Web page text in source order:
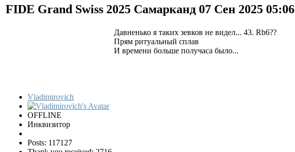
FIDE Grand Swiss 2025 Самарканд 07 Сен 2025 05:06
Vladimirovich
OFFLINE
Инквизитор
Posts: 117127
Давненько я таких зевков не видел... 43. Rb6??
Прям ритуальный сплав
И времени больше получаса было...